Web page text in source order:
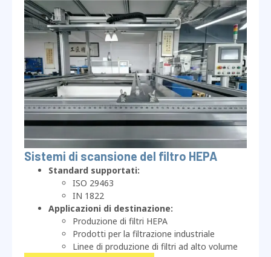
Sistemi di scansione del filtro HEPA
Standard supportati:
ISO 29463
IN 1822
Applicazioni di destinazione:
Produzione di filtri HEPA
Prodotti per la filtrazione industriale
Linee di produzione di filtri ad alto volume